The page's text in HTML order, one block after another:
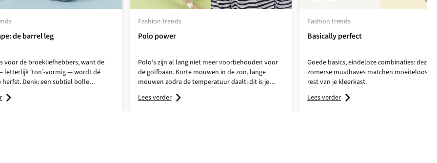
de barrel leg
voor de broekliefhebbers, want de
letterlijk ‘ton’-vormig — wordt dé
herfst. Denk: een subtiel bolle
casual én chic staat, in een mix van
opvallende prints.
Fashion trends
Polo power
Polo’s zijn al lang niet meer voorbehouden voor
de golfbaan. Korte mouwen in de zon, lange
mouwen zodra de temperatuur daalt: dit is je
ultieme go-to voor die moeiteloze
look. Style hem op een linnen short voor zonnige
Lees verder
Fashion trends
Basically perfect
Goede basics, eindeloze combinaties: deze 4
zomerse musthaves matchen moeiteloos
rest van je kleerkast.
Lees verder